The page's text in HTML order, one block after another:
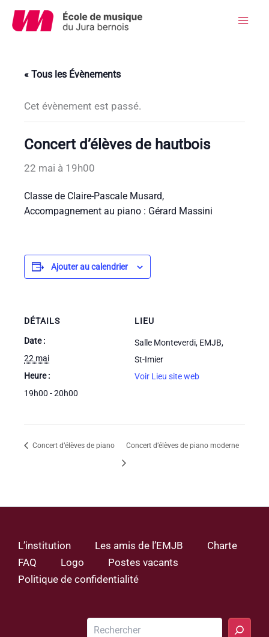
Aller
« Tous les Évènements
Cet évènement est passé.
Concert d’élèves de hautbois
22 mai à 19h00
Classe de Claire-Pascale Musard,
Accompagnement au piano : Gérard Massini
Ajouter au calendrier
DÉTAILS
Date :
22 mai
Heure :
19h00 - 20h00
LIEU
Salle Monteverdi, EMJB,
St-Imier
Voir Lieu site web
Concert d’élèves de piano Concert d’élèves de piano moderne
L’institution Les amis de l’EMJB
Charte
FAQ
Logo
Postes vacants
Politique de confidentialité